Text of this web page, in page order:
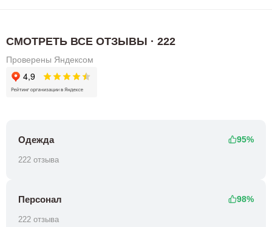
СМОТРЕТЬ ВСЕ ОТЗЫВЫ · 222
Проверены Яндексом
Одежда 95%
222 отзыва
Персонал 98%
222 отзыва